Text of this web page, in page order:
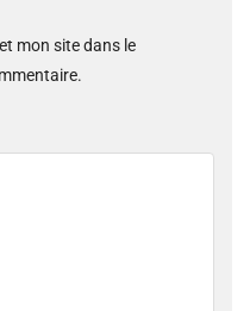
mon site dans le